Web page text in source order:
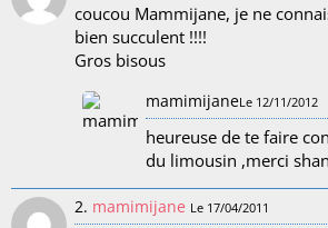
coucou Mammijane, je ne
bien succulent !!!!
Gros bisous
mamimijaneLe 12/11/2012
heureuse de te faire
du limousin ,merci
2. mamimijane Le 17/04/2011